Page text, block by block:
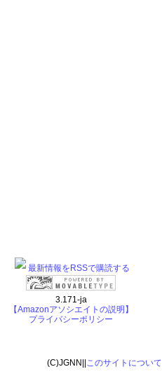
最新情報をRSSで購読する
3.171-ja
【Amazonアソシエイトの説明】
プライバシーポリシー
(C)JGNN|| このサイトについて